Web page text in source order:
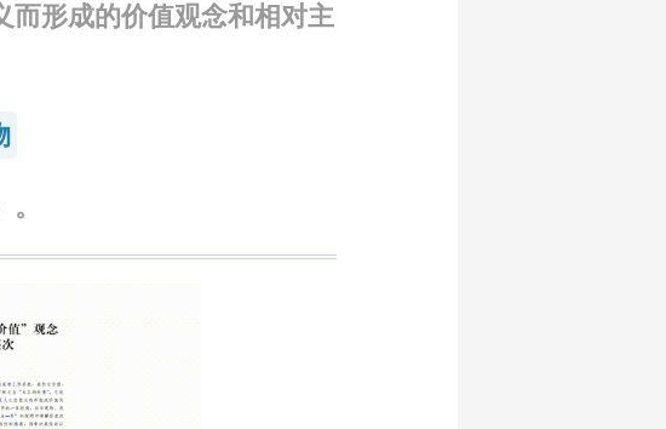
而形成的价值观念和相对主